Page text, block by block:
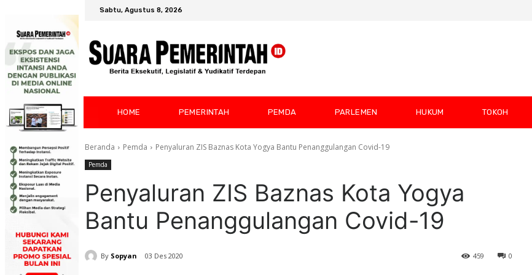
Sabtu, Agustus 8, 2026
HOME PEMERINTAH PEMDA PARLEMEN HUKUM TOKOH
Beranda Pemda Penyaluran ZIS Baznas Kota Yogya Bantu Penanggulangan Covid-19
Pemda
Penyaluran ZIS Baznas Kota Yogya
Bantu Penanggulangan Covid-19
By Sopyan 03 Des 2020 0
459